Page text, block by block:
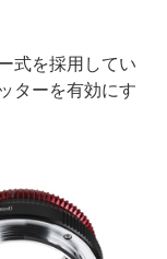
式を採用してい
ターを有効にす